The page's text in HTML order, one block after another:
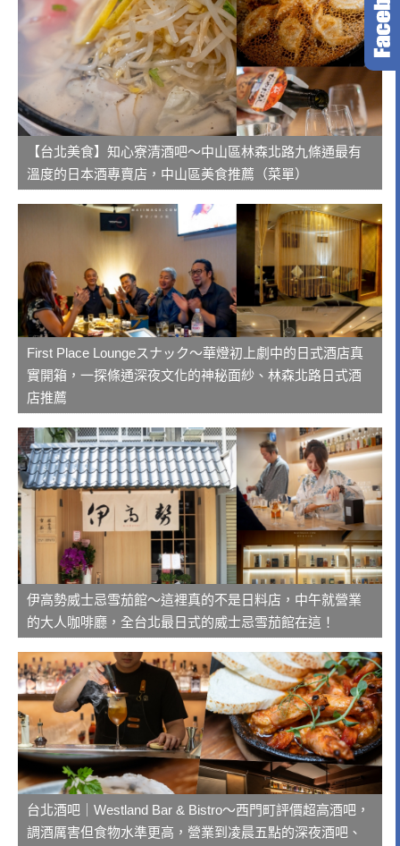
【台北美食】知心寮清酒吧～中山區林森北路九條通最有
溫度的日本酒專賣店，中山區美食推薦（菜單）
First Place Loungeスナック～華燈初上劇中的日式酒店真
實開箱，一探條通深夜文化的神秘面紗、林森北路日式酒
店推薦
伊高勢威士忌雪茄館～這裡真的不是日料店，中午就營業
的大人咖啡廳，全台北最日式的威士忌雪茄館在這！
台北酒吧｜Westland Bar & Bistro～西門町評價超高酒吧，
調酒厲害但食物水準更高，營業到凌晨五點的深夜酒吧、